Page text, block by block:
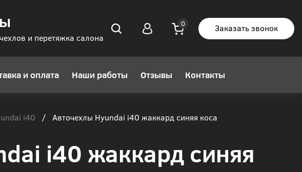
и перетяжка салона
Заказать звонок
и оплата Наши работы Отзывы Контакты
i40 / Авточехлы Hyundai i40 жаккард синяя коса
i40 жаккард синяя